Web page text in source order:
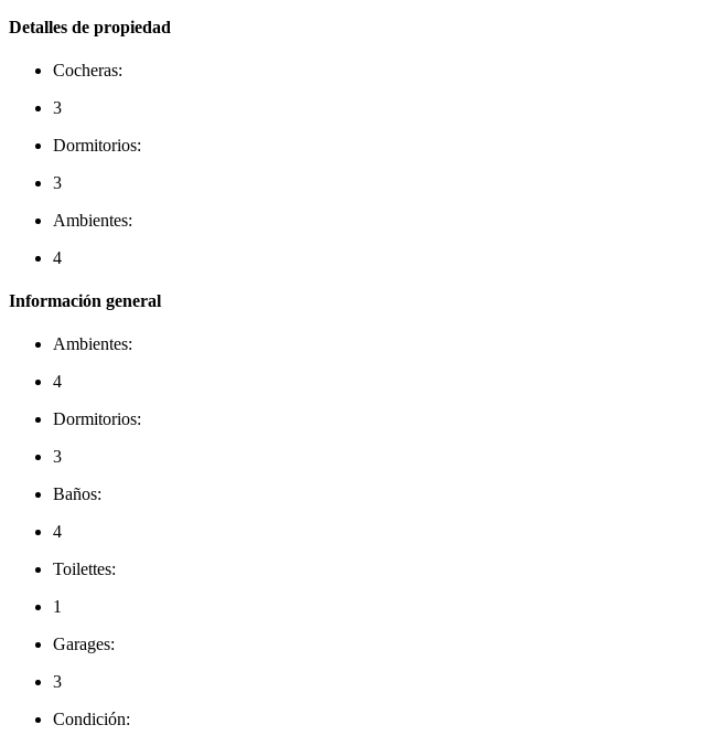
Detalles de propiedad
Cocheras:
3
Dormitorios:
3
Ambientes:
4
Información general
Ambientes:
4
Dormitorios:
3
Baños:
4
Toilettes:
1
Garages:
3
Condición: